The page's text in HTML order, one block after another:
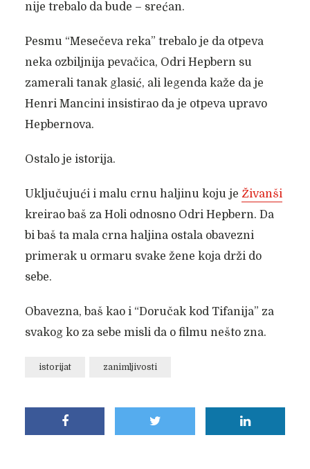
nije trebalo da bude – srećan.
Pesmu “Mesečeva reka” trebalo je da otpeva
neka ozbiljnija pevačica, Odri Hepbern su
zamerali tanak glasić, ali legenda kaže da je
Henri Mancini insistirao da je otpeva upravo
Hepbernova.
Ostalo je istorija.
Uključujući i malu crnu haljinu koju je Živanši
kreirao baš za Holi odnosno Odri Hepbern. Da
bi baš ta mala crna haljina ostala obavezni
primerak u ormaru svake žene koja drži do
sebe.
Obavezna, baš kao i “Doručak kod Tifanija” za
svakog ko za sebe misli da o filmu nešto zna.
istorijat zanimljivosti